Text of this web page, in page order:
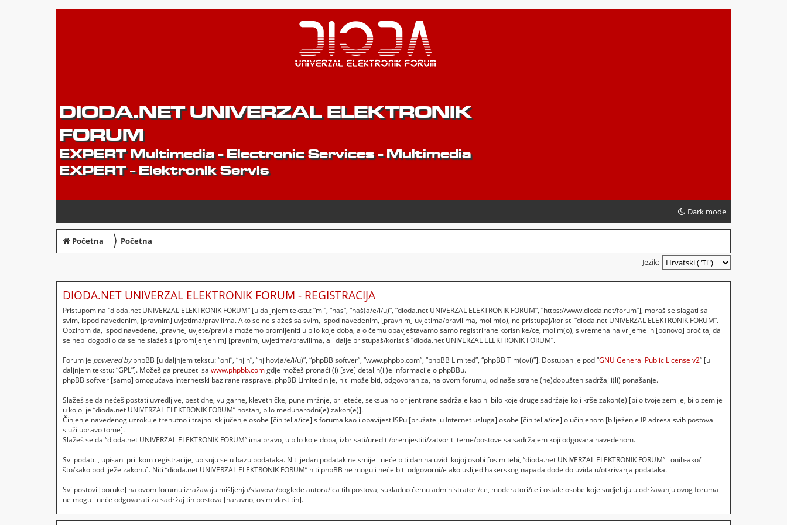
DIODA.NET UNIVERZAL ELEKTRONIK
FORUM
EXPERT Multimedia - Electronic Services - Multimedia
EXPERT - Elektronik Servis
Dark mode
Početna 〉 Početna
Jezik:
DIODA.NET UNIVERZAL ELEKTRONIK FORUM - REGISTRACIJA
Pristupom na “dioda.net UNIVERZAL ELEKTRONIK FORUM” [u daljnjem tekstu: “mi”, “nas”, “naš(a/e/i/u)”, “dioda.net UNIVERZAL ELEKTRONIK FORUM”, “https://www.dioda.net/forum”], moraš se slagati sa
svim, ispod navedenim, [pravnim] uvjetima/pravilima. Ako se ne slažeš sa svim, ispod navedenim, [pravnim] uvjetima/pravilima, molim(o), ne pristupaj/koristi “dioda.net UNIVERZAL ELEKTRONIK FORUM”.
Obzirom da, ispod navedene, [pravne] uvjete/pravila možemo promijeniti u bilo koje doba, a o čemu obavještavamo samo registrirane korisnike/ce, molim(o), s vremena na vrijeme ih [ponovo] pročitaj da
se nebi dogodilo da se ne slažeš s [promijenjenim] [pravnim] uvjetima/pravilima, a i dalje pristupaš/koristiš “dioda.net UNIVERZAL ELEKTRONIK FORUM”.
Forum je powered byphpBB [u daljnjem tekstu: “oni”, “njih”, “njihov(a/e/i/u)”, “phpBB softver”, “www.phpbb.com”, “phpBB Limited”, “phpBB Tim(ovi)”]. Dostupan je pod “GNU General Public License v2” [u
daljnjem tekstu: “GPL”]. Možeš ga preuzeti sa www.phpbb.comgdje možeš pronaći (i) [sve] detaljn(ij)e informacije o phpBBu.
phpBB softver [samo] omogućava Internetski bazirane rasprave. phpBB Limited nije, niti može biti, odgovoran za, na ovom forumu, od naše strane (ne)dopušten sadržaj i(li) ponašanje.
Slažeš se da nećeš postati uvredljive, bestidne, vulgarne, klevetničke, pune mržnje, prijeteće, seksualno orijentirane sadržaje kao ni bilo koje druge sadržaje koji krše zakon(e) [bilo tvoje zemlje, bilo zemlje
u kojoj je “dioda.net UNIVERZAL ELEKTRONIK FORUM” hostan, bilo međunarodni(e) zakon(e)].
Činjenje navedenog uzrokuje trenutno i trajno isključenje osobe [činitelja/ice] s foruma kao i obavijest ISPu [pružatelju Internet usluga] osobe [činitelja/ice] o učinjenom [bilježenje IP adresa svih postova
služi upravo tome].
Slažeš se da “dioda.net UNIVERZAL ELEKTRONIK FORUM” ima pravo, u bilo koje doba, izbrisati/urediti/premjestiti/zatvoriti teme/postove sa sadržajem koji odgovara navedenom.
Svi podatci, upisani prilikom registracije, upisuju se u bazu podataka. Niti jedan podatak ne smije i neće biti dan na uvid ikojoj osobi [osim tebi, “dioda.net UNIVERZAL ELEKTRONIK FORUM” i onih-ako/
što/kako podliježe zakonu]. Niti “dioda.net UNIVERZAL ELEKTRONIK FORUM” niti phpBB ne mogu i neće biti odgovorni/e ako uslijed hakerskog napada dođe do uvida u/otkrivanja podataka.
Svi postovi [poruke] na ovom forumu izražavaju mišljenja/stavove/poglede autora/ica tih postova, sukladno čemu administratori/ce, moderatori/ce i ostale osobe koje sudjeluju u održavanju ovog foruma
ne mogu i neće odgovarati za sadržaj tih postova [naravno, osim vlastitih].